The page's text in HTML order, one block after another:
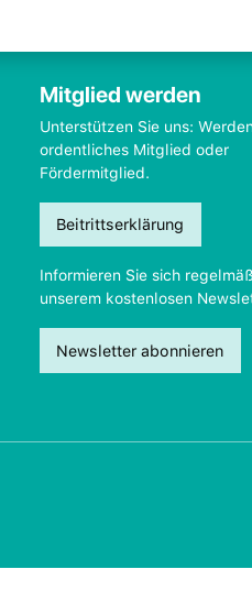
Mitglied werden
Unterstützen Sie uns:
ordentliches Mitglied oder
Fördermitglied.
Beitrittserklärung
Informieren Sie sich
unserem kostenlosen
Newsletter abonnieren